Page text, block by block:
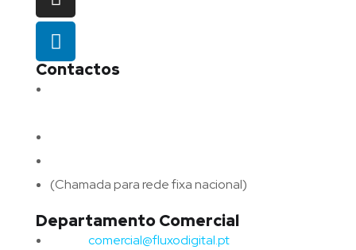
Contactos
(Chamada para rede fixa nacional)
Departamento Comercial
comercial@fluxodigital.pt